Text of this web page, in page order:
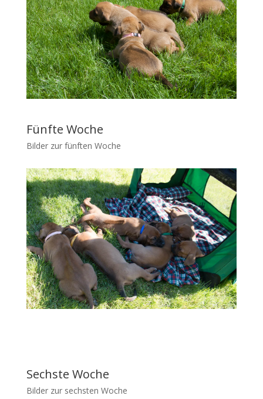
Fünfte Woche
Bilder zur fünften Woche
Sechste Woche
Bilder zur sechsten Woche